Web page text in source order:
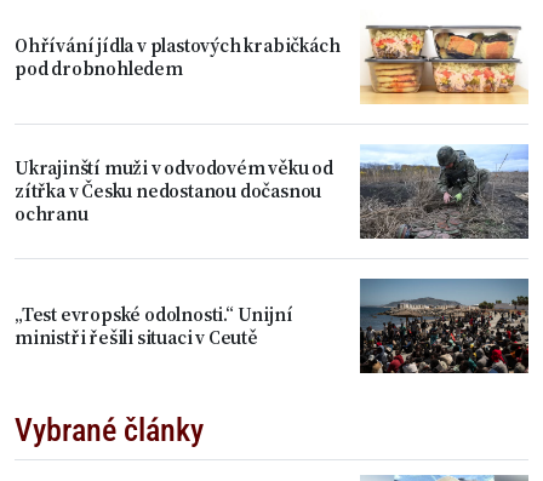
Ohřívání jídla v plastových krabičkách
pod drobnohledem
Ukrajinští muži v odvodovém věku od
zítřka v Česku nedostanou dočasnou
ochranu
„Test evropské odolnosti.“ Unijní
ministři řešili situaci v Ceutě
Vybrané články